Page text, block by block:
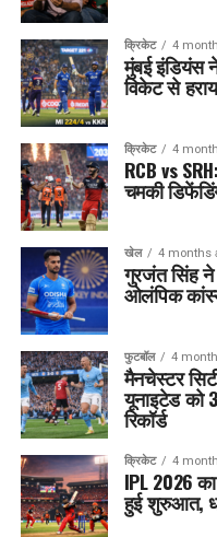
क्रिकेट 4
मुंबई इंडियंस
विकेट से
क्रिकेट 4
RCB vs
चमकी
खेल 4 months
गुरजंत सिंह ने
ओलंपिक
फुटबॉल 4
मैनचेस्टर
यूनाइटेड को
रिकॉर्ड
क्रिकेट 4
IPL 2026
हुई शुरुआत,